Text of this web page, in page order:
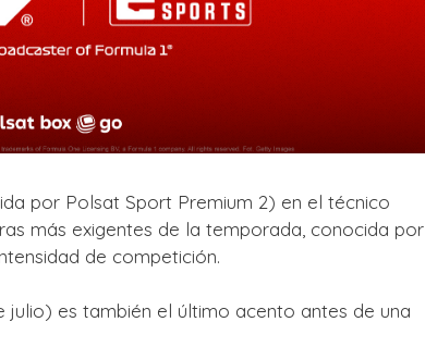
por Polsat Sport Premium 2) en el técnico
más exigentes de la temporada, conocida por
de competición.
julio) es también el último acento antes de una